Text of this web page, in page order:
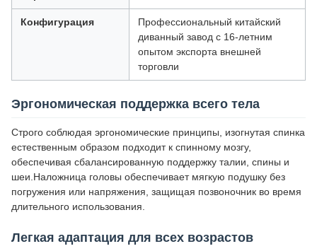
Конфигурация
Профессиональный китайский
диванный завод с 16-летним
опытом экспорта внешней
торговли
Эргономическая поддержка всего тела
Строго соблюдая эргономические принципы, изогнутая спинка
естественным образом подходит к спинному мозгу,
обеспечивая сбалансированную поддержку талии, спины и
шеи.Наложница головы обеспечивает мягкую подушку без
погружения или напряжения, защищая позвоночник во время
длительного использования.
Легкая адаптация для всех возрастов